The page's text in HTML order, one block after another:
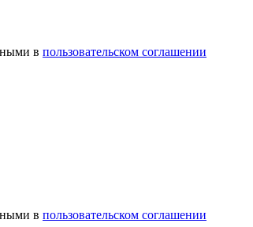
в пользовательском соглашении
в пользовательском соглашении